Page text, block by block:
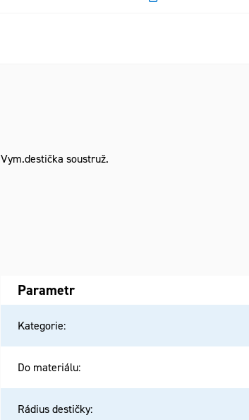
Vym.destička soustruž.
Parametr
Kategorie:
Do materiálu:
Rádius destičky: